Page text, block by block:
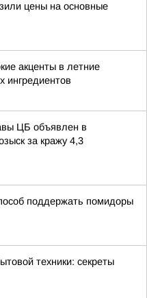
цены на основные
акценты в летние
ингредиентов
ЦБ объявлен в
за кражу 4,3
поддержать помидоры
техники: секреты